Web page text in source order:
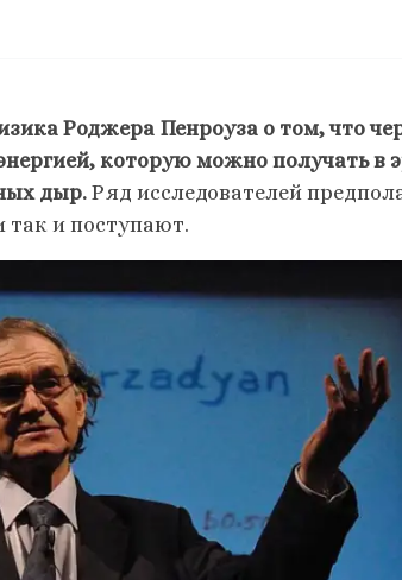
Роджера Пенроуза о том, что
которую можно получать в
дыр. Ряд исследователей
так и поступают.